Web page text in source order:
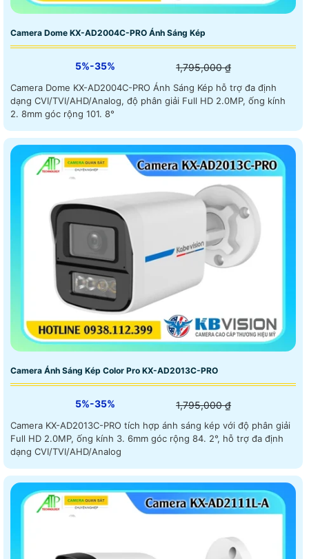
Camera Dome KX-AD2004C-PRO Ánh Sáng Kép
5%-35% 1,795,000 ₫
Camera Dome KX-AD2004C-PRO Ánh Sáng Kép hỗ trợ đa định
dạng CVI/TVI/AHD/Analog, độ phân giải Full HD 2.0MP, ống kính
2. 8mm góc rộng 101. 8°
Camera Ánh Sáng Kép Color Pro KX-AD2013C-PRO
5%-35% 1,795,000 ₫
Camera KX-AD2013C-PRO tích hợp ánh sáng kép với độ phân giải
Full HD 2.0MP, ống kính 3. 6mm góc rộng 84. 2°, hỗ trợ đa định
dạng CVI/TVI/AHD/Analog